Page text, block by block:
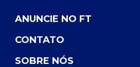
ANUNCIE NO FT
CONTATO
SOBRE NÓS